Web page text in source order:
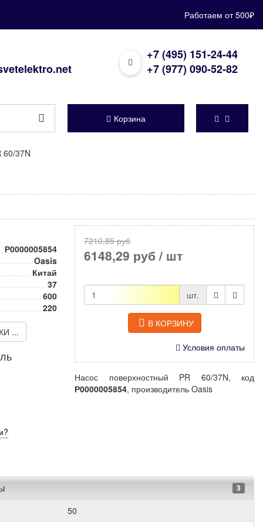
Работаем от 500₽
+7 (495) 151-24-44
+7 (977) 090-52-82
Корзина
60/37N
Р0000005854
Oasis
Китай
37
600
220
...
?
7210,85 руб
6148,29 руб / шт
шт.
В КОРЗИНУ
Условия оплаты
Насос поверхностный PR 60/37N, код
Р0000005854, производитель Oasis
3
50